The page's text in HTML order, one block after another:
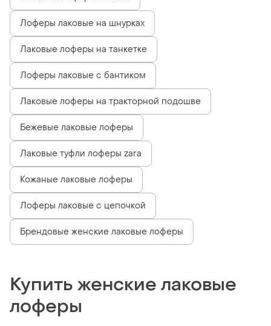
Лоферы лаковые на шнурках
Лаковые лоферы на танкетке
Лоферы лаковые с бантиком
Лаковые лоферы на тракторной подошве
Бежевые лаковые лоферы
Лаковые туфли лоферы zara
Кожаные лаковые лоферы
Лоферы лаковые с цепочкой
Брендовые женские лаковые лоферы
Купить женские лаковые
лоферы